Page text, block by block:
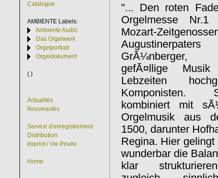
Catalogue
AMBIENTE Labels:
Ambiente Audio
Das Orgelwerk
Orgelportrait
Orgeldokument
( )
Actualités
Nouveautés
Service d'enregistrement
Distribution
Imprint / Vie Privée
Home
"... Den roten
Orgelmesse
Mozart-
GrÃ¼nberger,
gefÃ¤llige
Lebzeiten
kombiniert mit
Orgelmusik aus
1500, darunter
Regina. Hier
wunderbar die
klar